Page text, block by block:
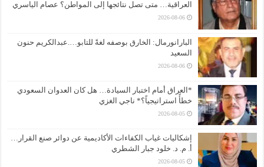
العراقية… متى تصل نتائجها إلى المواطن؟ عصام الياسري
2026-08-06
البارانورمال: الخارق بوصفه لغةً للتابو….عبدالكريم حنون
السعيد
2026-08-06
*العراق أمام اختبار السيادة… هل كان العدوان السعودي
خطأً استراتيجياً؟* ناجي الغزي
2026-08-05
إشكاليات غياب الكفاءات الأكاديمية عن دوائر صنع القرار…
أ. م. د. خلود جبار الشطري
2026-08-05